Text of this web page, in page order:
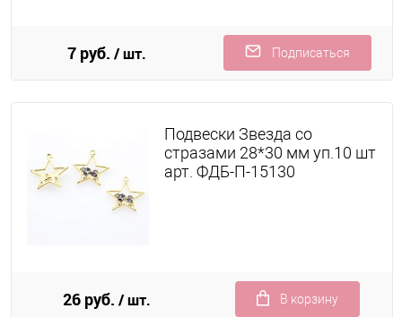
7 руб. / шт. Подписаться
Подвески Звезда со
стразами 28*30 мм уп.10 шт
арт. ФДБ-П-15130
26 руб. / шт. В корзину